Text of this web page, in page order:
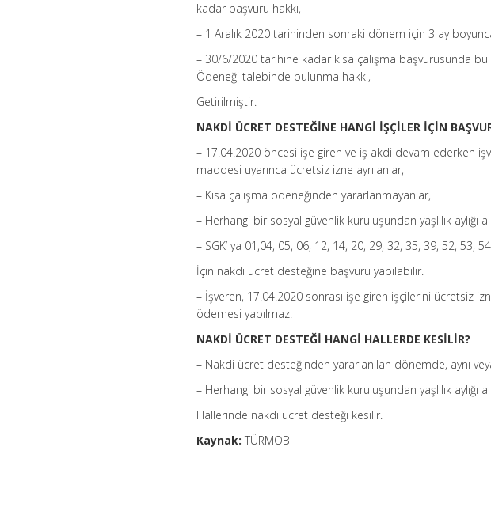
kadar başvuru hakkı,
– 1 Aralık 2020 tarihinden sonraki dönem için 3 ay
– 30/6/2020 tarihine kadar kısa çalışma başvurusunda
Ödeneği talebinde bulunma hakkı,
Getirilmiştir.
NAKDİ ÜCRET DESTEĞİNE HANGİ İŞÇİLER İÇİN
– 17.04.2020 öncesi işe giren ve iş akdi devam ederken
maddesi uyarınca ücretsiz izne ayrılanlar,
– Kısa çalışma ödeneğinden yararlanmayanlar,
– Herhangi bir sosyal güvenlik kuruluşundan yaşlılık aylığı
– SGK’ ya 01,04, 05, 06, 12, 14, 20, 29, 32, 35, 39, 52,
İçin nakdi ücret desteğine başvuru yapılabilir.
– İşveren, 17.04.2020 sonrası işe giren işçilerini ücretsiz
ödemesi yapılmaz.
NAKDİ ÜCRET DESTEĞİ HANGİ HALLERDE KESİLİR?
– Nakdi ücret desteğinden yararlanılan dönemde, aynı
– Herhangi bir sosyal güvenlik kuruluşundan yaşlılık aylığı
Hallerinde nakdi ücret desteği kesilir.
Kaynak: TÜRMOB